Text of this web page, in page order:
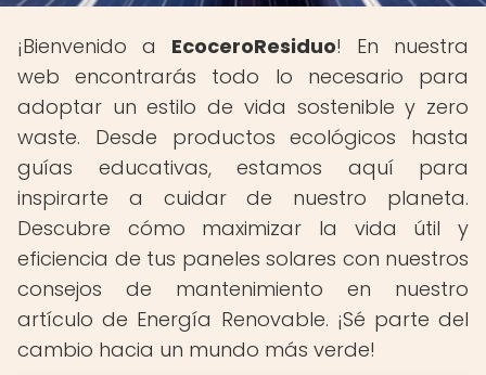
¡Bienvenido a EcoceroResiduo! En nuestra
web encontrarás todo lo necesario para
adoptar un estilo de vida sostenible y zero
waste. Desde productos ecológicos hasta
guías educativas, estamos aquí para
inspirarte a cuidar de nuestro planeta.
Descubre cómo maximizar la vida útil y
eficiencia de tus paneles solares con nuestros
consejos de mantenimiento en nuestro
artículo de Energía Renovable. ¡Sé parte del
cambio hacia un mundo más verde!